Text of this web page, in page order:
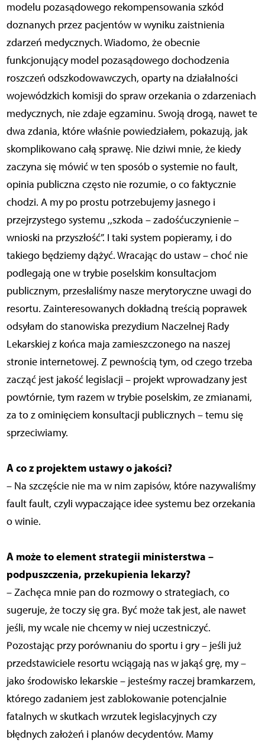
modelu pozasądowego rekompensowania szkód
doznanych przez pacjentów w wyniku zaistnienia
zdarzeń medycznych. Wiadomo, że obecnie
funkcjonujący model pozasądowego dochodzenia
roszczeń odszkodowawczych, oparty na działalności
wojewódzkich komisji do spraw orzekania o zdarzeniach
medycznych, nie zdaje egzaminu. Swoją drogą, nawet te
dwa zdania, które właśnie powiedziałem, pokazują, jak
skomplikowano całą sprawę. Nie dziwi mnie, że kiedy
zaczyna się mówić w ten sposób o systemie no fault,
opinia publiczna często nie rozumie, o co faktycznie
chodzi. A my po prostu potrzebujemy jasnego i
przejrzystego systemu ,,szkoda – zadośćuczynienie –
wnioski na przyszłość”. I taki system popieramy, i do
takiego będziemy dążyć. Wracając do ustaw – choć nie
podlegają one w trybie poselskim konsultacjom
publicznym, przesłaliśmy nasze merytoryczne uwagi do
resortu. Zainteresowanych dokładną treścią poprawek
odsyłam do stanowiska prezydium Naczelnej Rady
Lekarskiej z końca maja zamieszczonego na naszej
stronie internetowej. Z pewnością tym, od czego trzeba
zacząć jest jakość legislacji – projekt wprowadzany jest
powtórnie, tym razem w trybie poselskim, ze zmianami,
za to z ominięciem konsultacji publicznych – temu się
sprzeciwiamy.
A co z projektem ustawy o jakości?
– Na szczęście nie ma w nim zapisów, które nazywaliśmy
fault fault, czyli wypaczające idee systemu bez orzekania
o winie.
A może to element strategii ministerstwa –
podpuszczenia, przekupienia lekarzy?
– Zachęca mnie pan do rozmowy o strategiach, co
sugeruje, że toczy się gra. Być może tak jest, ale nawet
jeśli, my wcale nie chcemy w niej uczestniczyć.
Pozostając przy porównaniu do sportu i gry – jeśli już
przedstawiciele resortu wciągają nas w jakąś grę, my –
jako środowisko lekarskie – jesteśmy raczej bramkarzem,
którego zadaniem jest zablokowanie potencjalnie
fatalnych w skutkach wrzutek legislacyjnych czy
błędnych założeń i planów decydentów. Mamy